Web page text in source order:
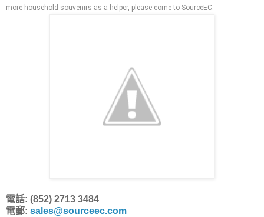
more household souvenirs as a helper, please come to SourceEC.
電話: (852) 2713 3484
電郵: sales@sourceec.com